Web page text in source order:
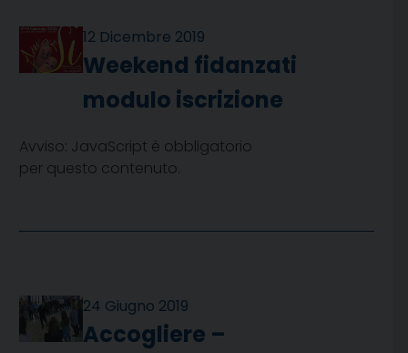
12 Dicembre 2019
Weekend fidanzati
modulo iscrizione
Avviso: JavaScript è obbligatorio
per questo contenuto.
24 Giugno 2019
Accogliere –